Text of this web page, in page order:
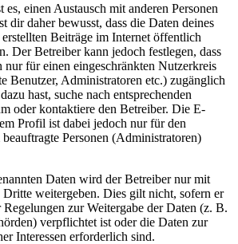
einen Austausch mit anderen Personen
dir daher bewusst, dass die Daten deines
Beiträge im Internet öffentlich
Der Betreiber kann jedoch festlegen, dass
nur für einen eingeschränkten Nutzerkreis
Benutzer, Administratoren etc.) zugänglich
hast, suche nach entsprechenden
oder kontaktiere den Betreiber. Die E-
Profil ist dabei jedoch nur für den
Personen (Administratoren)
Daten wird der Betreiber nur mit
weitergeben. Dies gilt nicht, sofern er
zur Weitergabe der Daten (z. B.
verpflichtet ist oder die Daten zur
Interessen erforderlich sind.